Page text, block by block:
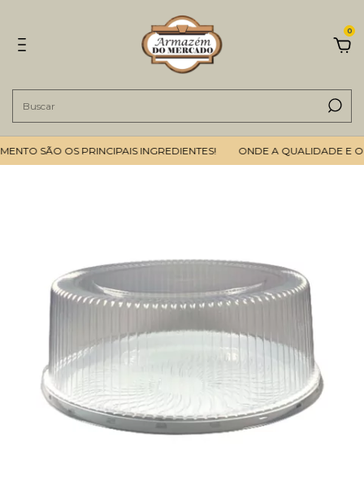
0
SÃO OS PRINCIPAIS INGREDIENTES! ONDE A QUALIDADE E O